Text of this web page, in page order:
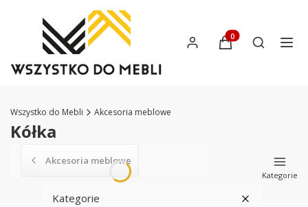
Produkty w
Otwórz
Wszystko do Mebli Akcesoria meblowe
Kółka
Akcesoria meblowe
Kategorie
Kategorie